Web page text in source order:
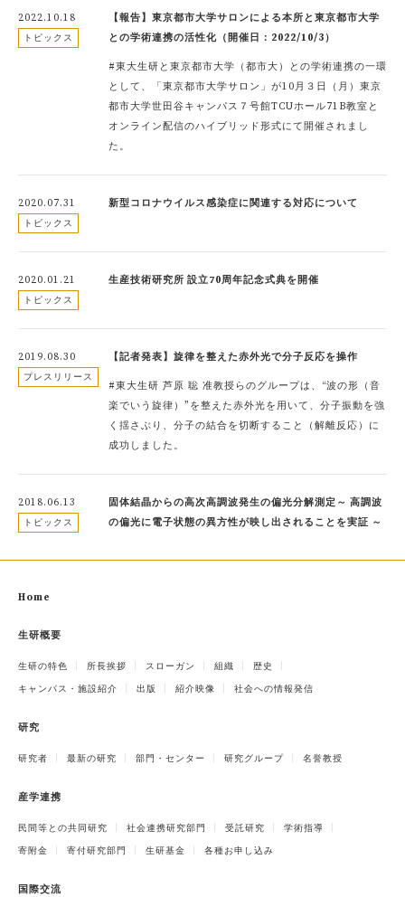
2022.10.18
トピックス
【報告】東京都市大学サロンによる本所と東京都市大学
との学術連携の活性化（開催日：2022/10/3）
#東大生研と東京都市大学（都市大）との学術連携の一環
として、「東京都市大学サロン」が10月３日（月）東京
都市大学世田谷キャンパス７号館TCUホール71B教室と
オンライン配信のハイブリッド形式にて開催されまし
た。
2020.07.31
トピックス
新型コロナウイルス感染症に関連する対応について
2020.01.21
トピックス
生産技術研究所 設立70周年記念式典を開催
2019.08.30
プレスリリース
【記者発表】旋律を整えた赤外光で分子反応を操作
#東大生研 芦原 聡 准教授らのグループは、“波の形（音
楽でいう旋律）”を整えた赤外光を用いて、分子振動を強
く揺さぶり、分子の結合を切断すること（解離反応）に
成功しました。
2018.06.13
トピックス
固体結晶からの高次高調波発生の偏光分解測定～ 高調波
の偏光に電子状態の異方性が映し出されることを実証 ～
Home
生研概要
生研の特色 所長挨拶 スローガン 組織 歴史
キャンパス・施設紹介 出版 紹介映像 社会への情報発信
研究
研究者 最新の研究 部門・センター 研究グループ 名誉教授
産学連携
民間等との共同研究 社会連携研究部門 受託研究 学術指導
寄附金 寄付研究部門 生研基金 各種お申し込み
国際交流